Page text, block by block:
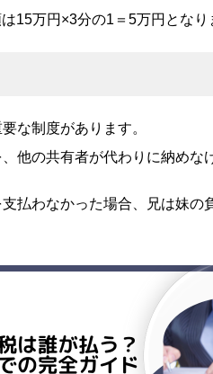
15万円×3分の1＝5万円となり
な制度があります。
他の共有者が代わりに納めな
払わなかった場合、兄は妹の